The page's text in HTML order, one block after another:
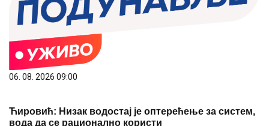
05. 08. 2026 10:54
општини Лучани